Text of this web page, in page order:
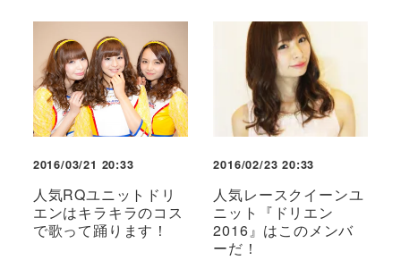
2016/03/21 20:33
人気RQユニットドリ
エンはキラキラのコス
で歌って踊ります！
2016/02/23 20:33
人気レースクイーンユ
ニット『ドリエン
2016』はこのメンバ
ーだ！